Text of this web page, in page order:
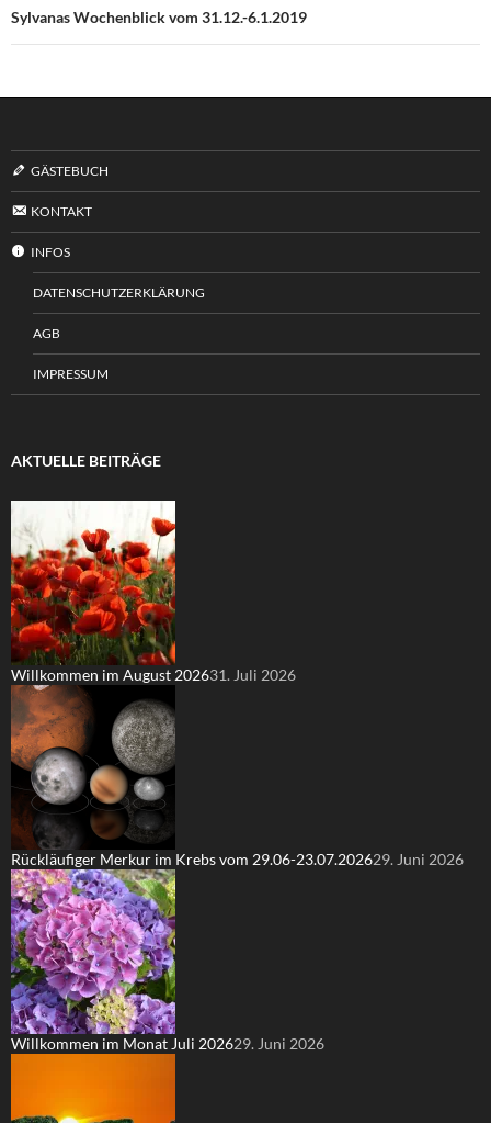
Sylvanas Wochenblick vom 31.12.-6.1.2019
GÄSTEBUCH
KONTAKT
INFOS
DATENSCHUTZERKLÄRUNG
AGB
IMPRESSUM
AKTUELLE BEITRÄGE
Willkommen im August 202631. Juli 2026
Rückläufiger Merkur im Krebs vom 29.06-23.07.202629. Juni 2026
Willkommen im Monat Juli 202629. Juni 2026